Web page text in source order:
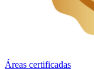
Áreas certificadas